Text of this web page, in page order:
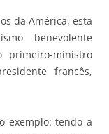
da América, esta
benevolente
primeiro-ministro
francês,
exemplo: tendo a